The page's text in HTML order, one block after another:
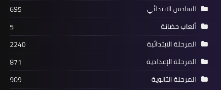
السادس الابتدائي
695
ألعاب حضانة
5
المرحلة الابتدائية
2240
المرحلة الإعدادية
871
المرحلة الثانوية
909